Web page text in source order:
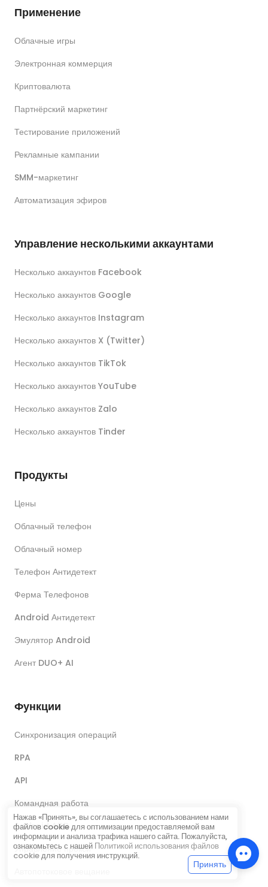
Применение
Облачные игры
Электронная коммерция
Криптовалюта
Партнёрский маркетинг
Тестирование приложений
Рекламные кампании
SMM-маркетинг
Автоматизация эфиров
Управление несколькими аккаунтами
Несколько аккаунтов Facebook
Несколько аккаунтов Google
Несколько аккаунтов Instagram
Несколько аккаунтов X (Twitter)
Несколько аккаунтов TikTok
Несколько аккаунтов YouTube
Несколько аккаунтов Zalo
Несколько аккаунтов Tinder
Продукты
Цены
Облачный телефон
Облачный номер
Телефон Антидетект
Ферма Телефонов
Android Антидетект
Эмулятор Android
Агент DUO+ AI
Функции
Синхронизация операций
RPA
API
Командная работа
Android ADB
Управление прокси
Нажав «Принять», вы соглашаетесь с использованием нами
файлов cookie для оптимизации предоставляемой вам
информации и анализа трафика нашего сайта. Пожалуйста,
ознакомьтесь с нашей Политикой использования файлов
cookieдля получения инструкций.
Принять